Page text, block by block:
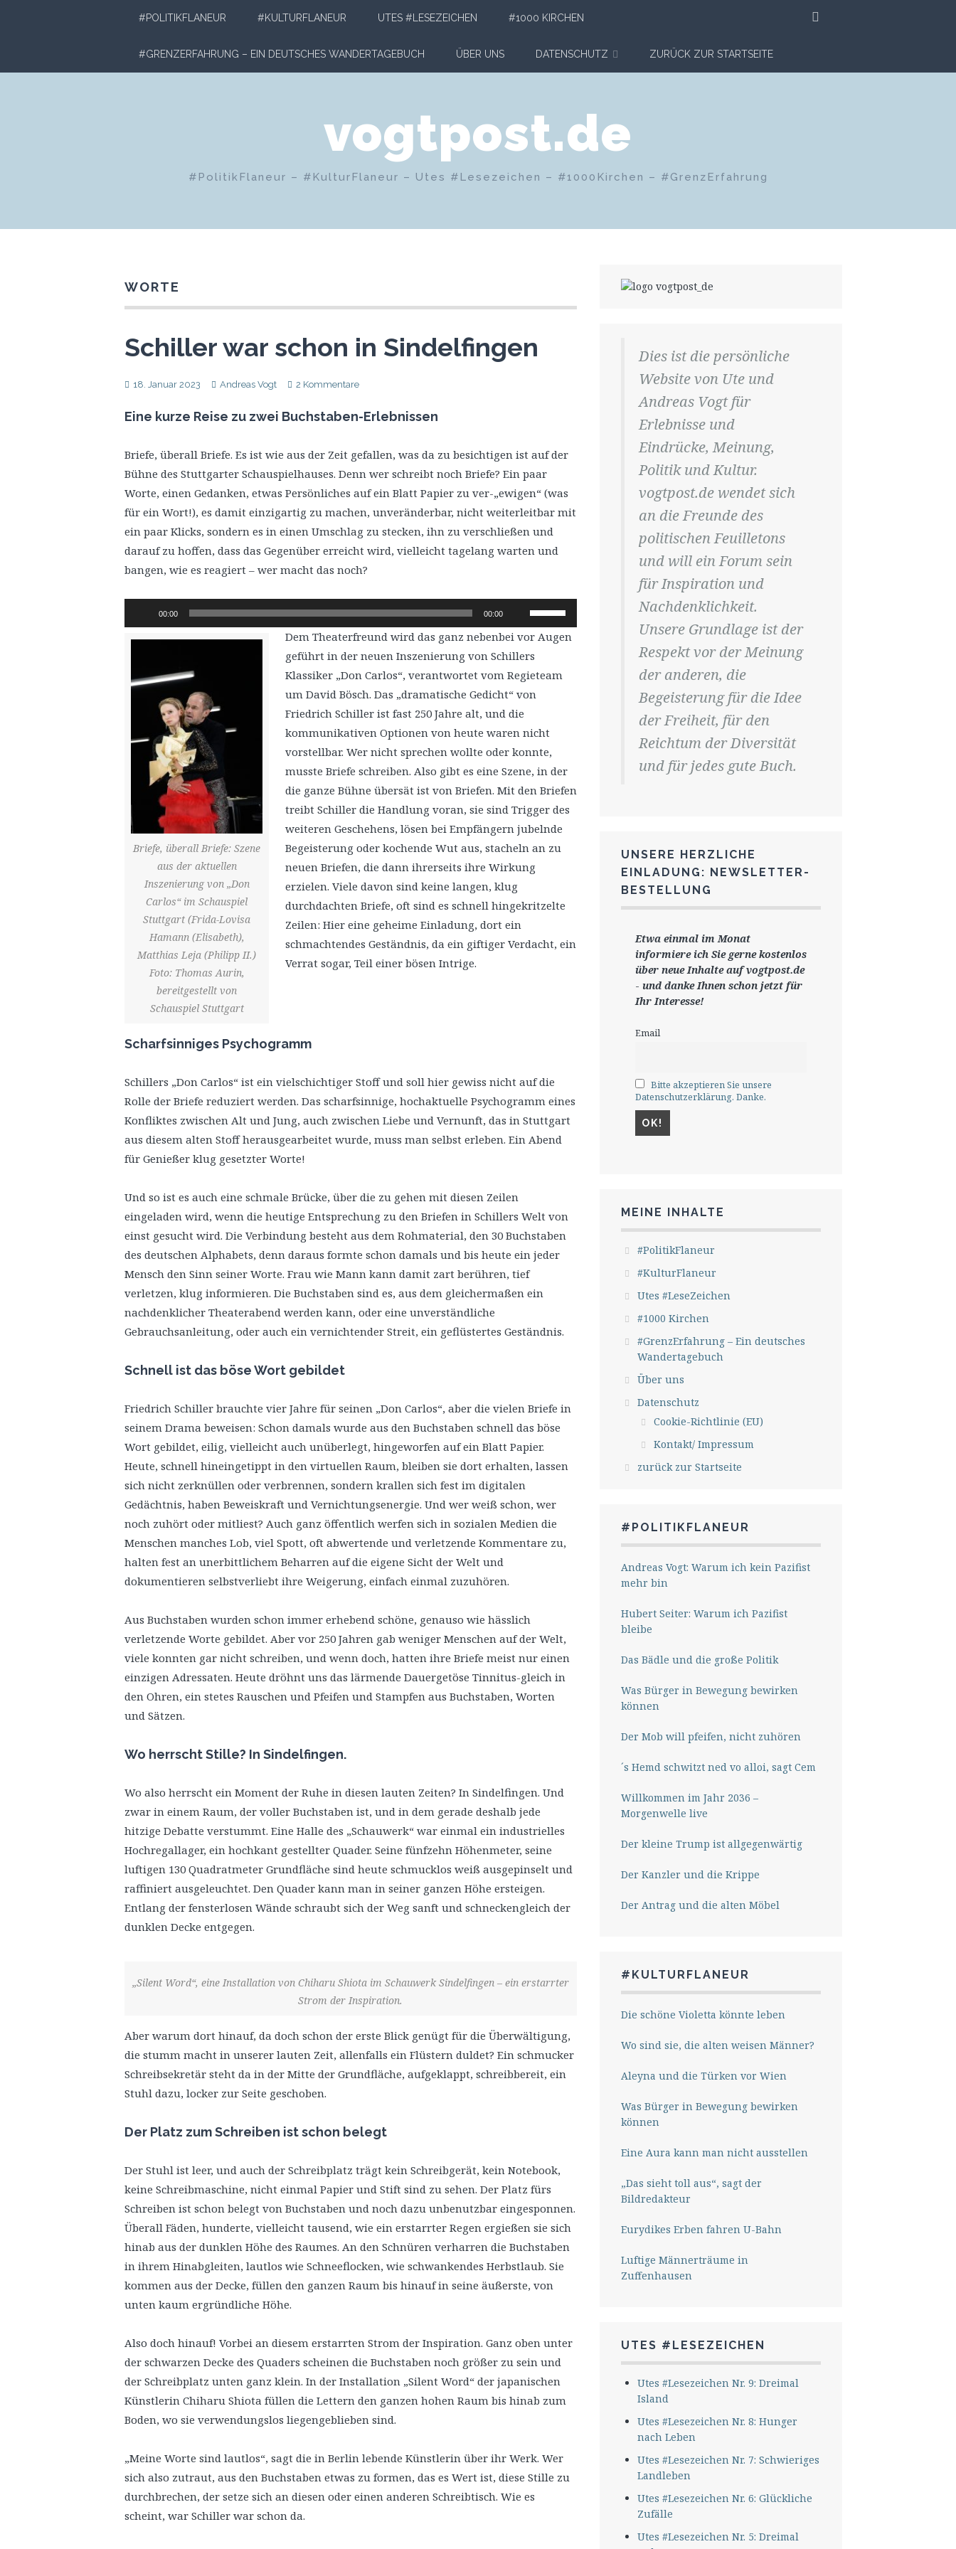
#POLITIKFLANEUR #KULTURFLANEUR UTES #LESEZEICHEN #1000 KIRCHEN
#GRENZERFAHRUNG – EIN DEUTSCHES WANDERTAGEBUCH ÜBER UNS DATENSCHUTZ ZURÜCK ZUR STARTSEITE
vogtpost.de
#PolitikFlaneur – #KulturFlaneur – Utes #Lesezeichen – #1000Kirchen – #GrenzErfahrung
WORTE
Schiller war schon in Sindelfingen
18. Januar 2023 Andreas Vogt 2 Kommentare
Eine kurze Reise zu zwei Buchstaben-Erlebnissen
Briefe, überall Briefe. Es ist wie aus der Zeit gefallen, was da zu besichtigen ist auf der
Bühne des Stuttgarter Schauspielhauses. Denn wer schreibt noch Briefe? Ein paar
Worte, einen Gedanken, etwas Persönliches auf ein Blatt Papier zu ver-„ewigen“ (was
für ein Wort!), es damit einzigartig zu machen, unveränderbar, nicht weiterleitbar mit
ein paar Klicks, sondern es in einen Umschlag zu stecken, ihn zu verschließen und
darauf zu hoffen, dass das Gegenüber erreicht wird, vielleicht tagelang warten und
bangen, wie es reagiert – wer macht das noch?
Player
00:00 00:00
Pfeiltasten
Hoch/Runter
benutzen,
Briefe, überall Briefe: Szene
aus der aktuellen
Inszenierung von „Don
Carlos“ im Schauspiel
Stuttgart (Frida-Lovisa
Hamann (Elisabeth),
Matthias Leja (Philipp II.)
Foto: Thomas Aurin,
bereitgestellt von
Schauspiel Stuttgart
Dem Theaterfreund wird das ganz nebenbei vor Augen
geführt in der neuen Inszenierung von Schillers
Klassiker „Don Carlos“, verantwortet vom Regieteam
um David Bösch. Das „dramatische Gedicht“ von
Friedrich Schiller ist fast 250 Jahre alt, und die
kommunikativen Optionen von heute waren nicht
vorstellbar. Wer nicht sprechen wollte oder konnte,
musste Briefe schreiben. Also gibt es eine Szene, in der
die ganze Bühne übersät ist von Briefen. Mit den Briefen
treibt Schiller die Handlung voran, sie sind Trigger des
weiteren Geschehens, lösen bei Empfängern jubelnde
Begeisterung oder kochende Wut aus, stacheln an zu
neuen Briefen, die dann ihrerseits ihre Wirkung
erzielen. Viele davon sind keine langen, klug
durchdachten Briefe, oft sind es schnell hingekritzelte
Zeilen: Hier eine geheime Einladung, dort ein
schmachtendes Geständnis, da ein giftiger Verdacht, ein
Verrat sogar, Teil einer bösen Intrige.
Scharfsinniges Psychogramm
Schillers „Don Carlos“ ist ein vielschichtiger Stoff und soll hier gewiss nicht auf die
Rolle der Briefe reduziert werden. Das scharfsinnige, hochaktuelle Psychogramm eines
Konfliktes zwischen Alt und Jung, auch zwischen Liebe und Vernunft, das in Stuttgart
aus diesem alten Stoff herausgearbeitet wurde, muss man selbst erleben. Ein Abend
für Genießer klug gesetzter Worte!
Und so ist es auch eine schmale Brücke, über die zu gehen mit diesen Zeilen
eingeladen wird, wenn die heutige Entsprechung zu den Briefen in Schillers Welt von
einst gesucht wird. Die Verbindung besteht aus dem Rohmaterial, den 30 Buchstaben
des deutschen Alphabets, denn daraus formte schon damals und bis heute ein jeder
Mensch den Sinn seiner Worte. Frau wie Mann kann damit zart berühren, tief
verletzen, klug informieren. Die Buchstaben sind es, aus dem gleichermaßen ein
nachdenklicher Theaterabend werden kann, oder eine unverständliche
Gebrauchsanleitung, oder auch ein vernichtender Streit, ein geflüstertes Geständnis.
Schnell ist das böse Wort gebildet
Friedrich Schiller brauchte vier Jahre für seinen „Don Carlos“, aber die vielen Briefe in
seinem Drama beweisen: Schon damals wurde aus den Buchstaben schnell das böse
Wort gebildet, eilig, vielleicht auch unüberlegt, hingeworfen auf ein Blatt Papier.
Heute, schnell hineingetippt in den virtuellen Raum, bleiben sie dort erhalten, lassen
sich nicht zerknüllen oder verbrennen, sondern krallen sich fest im digitalen
Gedächtnis, haben Beweiskraft und Vernichtungsenergie. Und wer weiß schon, wer
noch zuhört oder mitliest? Auch ganz öffentlich werfen sich in sozialen Medien die
Menschen manches Lob, viel Spott, oft abwertende und verletzende Kommentare zu,
halten fest an unerbittlichem Beharren auf die eigene Sicht der Welt und
dokumentieren selbstverliebt ihre Weigerung, einfach einmal zuzuhören.
Aus Buchstaben wurden schon immer erhebend schöne, genauso wie hässlich
verletzende Worte gebildet. Aber vor 250 Jahren gab weniger Menschen auf der Welt,
viele konnten gar nicht schreiben, und wenn doch, hatten ihre Briefe meist nur einen
einzigen Adressaten. Heute dröhnt uns das lärmende Dauergetöse Tinnitus-gleich in
den Ohren, ein stetes Rauschen und Pfeifen und Stampfen aus Buchstaben, Worten
und Sätzen.
Wo herrscht Stille? In Sindelfingen.
Wo also herrscht ein Moment der Ruhe in diesen lauten Zeiten? In Sindelfingen. Und
zwar in einem Raum, der voller Buchstaben ist, und in dem gerade deshalb jede
hitzige Debatte verstummt. Eine Halle des „Schauwerk“ war einmal ein industrielles
Hochregallager, ein hochkant gestellter Quader. Seine fünfzehn Höhenmeter, seine
luftigen 130 Quadratmeter Grundfläche sind heute schmucklos weiß ausgepinselt und
raffiniert ausgeleuchtet. Den Quader kann man in seiner ganzen Höhe ersteigen.
Entlang der fensterlosen Wände schraubt sich der Weg sanft und schneckengleich der
dunklen Decke entgegen.
„Silent Word“, eine Installation von Chiharu Shiota im Schauwerk Sindelfingen – ein erstarrter
Strom der Inspiration.
Aber warum dort hinauf, da doch schon der erste Blick genügt für die Überwältigung,
die stumm macht in unserer lauten Zeit, allenfalls ein Flüstern duldet? Ein schmucker
Schreibsekretär steht da in der Mitte der Grundfläche, aufgeklappt, schreibbereit, ein
Stuhl dazu, locker zur Seite geschoben.
Der Platz zum Schreiben ist schon belegt
Der Stuhl ist leer, und auch der Schreibplatz trägt kein Schreibgerät, kein Notebook,
keine Schreibmaschine, nicht einmal Papier und Stift sind zu sehen. Der Platz fürs
Schreiben ist schon belegt von Buchstaben und noch dazu unbenutzbar eingesponnen.
Überall Fäden, hunderte, vielleicht tausend, wie ein erstarrter Regen ergießen sie sich
hinab aus der dunklen Höhe des Raumes. An den Schnüren verharren die Buchstaben
in ihrem Hinabgleiten, lautlos wie Schneeflocken, wie schwankendes Herbstlaub. Sie
kommen aus der Decke, füllen den ganzen Raum bis hinauf in seine äußerste, von
unten kaum ergründliche Höhe.
Also doch hinauf! Vorbei an diesem erstarrten Strom der Inspiration. Ganz oben unter
der schwarzen Decke des Quaders scheinen die Buchstaben noch größer zu sein und
der Schreibplatz unten ganz klein. In der Installation „Silent Word“ der japanischen
Künstlerin Chiharu Shiota füllen die Lettern den ganzen hohen Raum bis hinab zum
Boden, wo sie verwendungslos liegengeblieben sind.
„Meine Worte sind lautlos“, sagt die in Berlin lebende Künstlerin über ihr Werk. Wer
sich also zutraut, aus den Buchstaben etwas zu formen, das es Wert ist, diese Stille zu
durchbrechen, der setze sich an diesen oder einen anderen Schreibtisch. Wie es
scheint, war Schiller war schon da.
Dies ist die persönliche
Website von Ute und
Andreas Vogt für
Erlebnisse und
Eindrücke, Meinung,
Politik und Kultur.
vogtpost.de wendet sich
an die Freunde des
politischen Feuilletons
und will ein Forum sein
für Inspiration und
Nachdenklichkeit.
Unsere Grundlage ist der
Respekt vor der Meinung
der anderen, die
Begeisterung für die Idee
der Freiheit, für den
Reichtum der Diversität
und für jedes gute Buch.
UNSERE HERZLICHE
EINLADUNG: NEWSLETTER-
BESTELLUNG
Etwa einmal im Monat
informiere ich Sie gernekostenlos
über neue Inhalte auf vogtpost.de
- und danke Ihnen schon jetzt für
Ihr Interesse!
Email
Bitte akzeptieren Sie unsere
Datenschutzerklärung. Danke.
MEINE INHALTE
#PolitikFlaneur
#KulturFlaneur
Utes #LeseZeichen
#1000 Kirchen
#GrenzErfahrung – Ein deutsches
Wandertagebuch
Über uns
Datenschutz
Cookie-Richtlinie (EU)
Kontakt/ Impressum
zurück zur Startseite
#POLITIKFLANEUR
Andreas Vogt: Warum ich kein Pazifist
mehr bin
Hubert Seiter: Warum ich Pazifist
bleibe
Das Bädle und die große Politik
Was Bürger in Bewegung bewirken
können
Der Mob will pfeifen, nicht zuhören
´s Hemd schwitzt ned vo alloi, sagt Cem
Willkommen im Jahr 2036 –
Morgenwelle live
Der kleine Trump ist allgegenwärtig
Der Kanzler und die Krippe
Der Antrag und die alten Möbel
#KULTURFLANEUR
Die schöne Violetta könnte leben
Wo sind sie, die alten weisen Männer?
Aleyna und die Türken vor Wien
Was Bürger in Bewegung bewirken
können
Eine Aura kann man nicht ausstellen
„Das sieht toll aus“, sagt der
Bildredakteur
Eurydikes Erben fahren U-Bahn
Luftige Männerträume in
Zuffenhausen
UTES #LESEZEICHEN
Utes #Lesezeichen Nr. 9: Dreimal
Island
Utes #Lesezeichen Nr. 8: Hunger
nach Leben
Utes #Lesezeichen Nr. 7: Schwieriges
Landleben
Utes #Lesezeichen Nr. 6: Glückliche
Zufälle
Utes #Lesezeichen Nr. 5: Dreimal